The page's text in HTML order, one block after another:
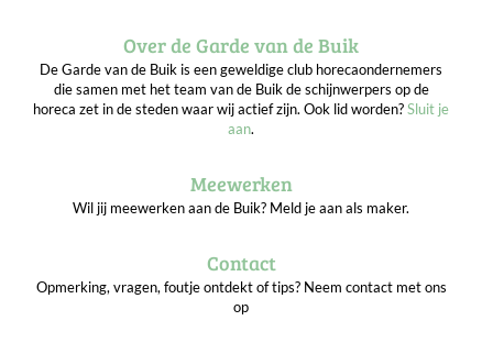
Over de Garde van de Buik
De Garde van de Buik is een geweldige club horecaondernemers
die samen met het team van de Buik de schijnwerpers op de
horeca zet in de steden waar wij actief zijn. Ook lid worden?Sluit je
aan.
Meewerken
Wil jij meewerken aan de Buik? Meld je aan als maker.
Contact
Opmerking, vragen, foutje ontdekt of tips? Neem contact met ons
op